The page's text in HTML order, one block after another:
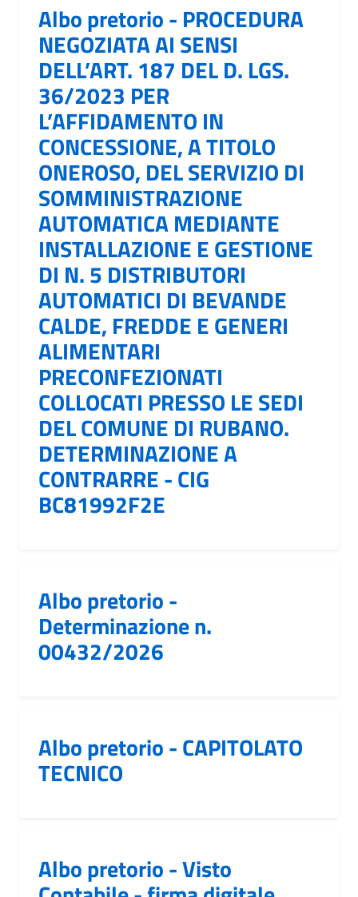
Albo pretorio - PROCEDURA
NEGOZIATA AI SENSI
DELL’ART. 187 DEL D. LGS.
36/2023 PER
L’AFFIDAMENTO IN
CONCESSIONE, A TITOLO
ONEROSO, DEL SERVIZIO DI
SOMMINISTRAZIONE
AUTOMATICA MEDIANTE
INSTALLAZIONE E GESTIONE
DI N. 5 DISTRIBUTORI
AUTOMATICI DI BEVANDE
CALDE, FREDDE E GENERI
ALIMENTARI
PRECONFEZIONATI
COLLOCATI PRESSO LE SEDI
DEL COMUNE DI RUBANO.
DETERMINAZIONE A
CONTRARRE - CIG
BC81992F2E
Albo pretorio -
Determinazione n.
00432/2026
Albo pretorio - CAPITOLATO
TECNICO
Albo pretorio - Visto